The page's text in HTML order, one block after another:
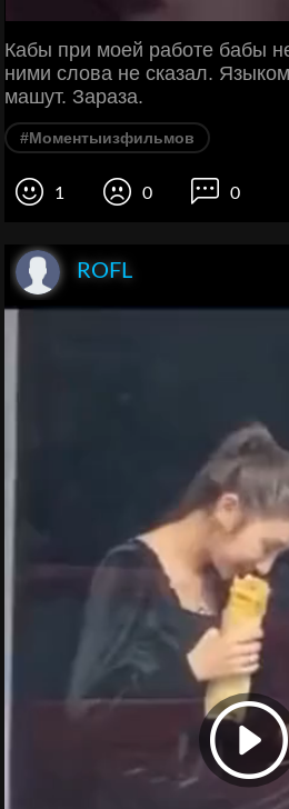
Кабы при моей работе бабы
ними слова не сказал.
машут. Зараза.
#Моментыизфильмов
1 0 0
ROFL